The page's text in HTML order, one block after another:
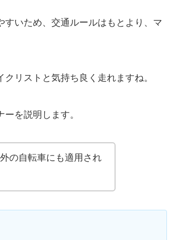
いため、交通ルールはもとより、マ
リストと気持ち良く走れますね。
を説明します。
の自転車にも適用され